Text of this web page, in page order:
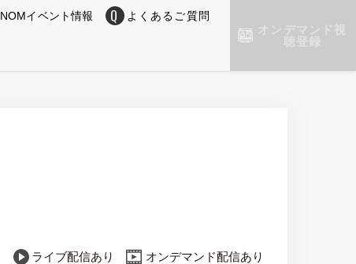
NOMイベント情報 よくあるご質問
ライブ配信あり オンデマンド配信あり